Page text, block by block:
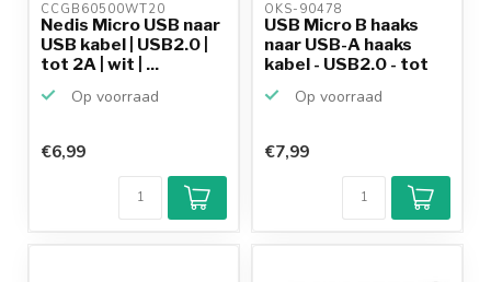
CCGB60500WT20
Nedis Micro USB naar
USB kabel | USB2.0 |
tot 2A | wit | ...
Op voorraad
€6,99
OKS-90478
USB Micro B haaks
naar USB-A haaks
kabel - USB2.0 - tot
Op voorraad
€7,99